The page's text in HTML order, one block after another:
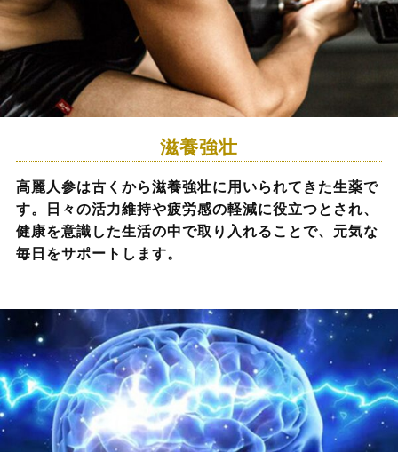
滋養強壮
高麗人参は古くから滋養強壮に用いられてきた生薬で
す。日々の活力維持や疲労感の軽減に役立つとされ、
健康を意識した生活の中で取り入れることで、元気な
毎日をサポートします。